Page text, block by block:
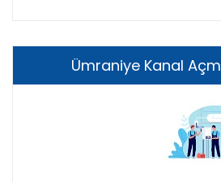
Ümraniye Kanal